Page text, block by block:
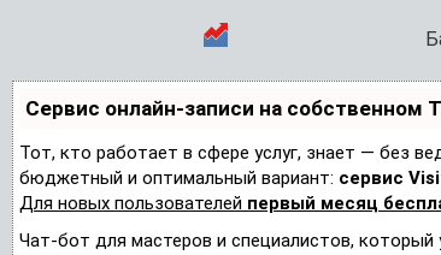
Сервис онлайн-записи на собственном
Тот, кто работает в сфере услуг, знает — без
бюджетный и оптимальный вариант: сервис
Для новых пользователей первый месяц
Чат-бот для мастеров и специалистов, который